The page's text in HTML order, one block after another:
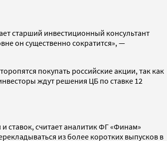
старший инвестиционный консультант
он существенно сократится», —
покупать российские акции, так как
ждут решения ЦБ по ставке 12
считает аналитик ФГ «Финам»
из более коротких выпусков в